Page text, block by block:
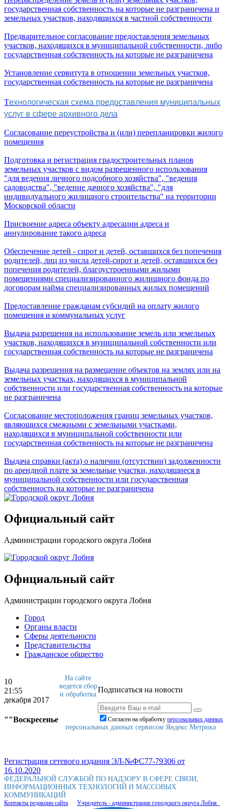
государственная собственность на которые не разграничена и
земельных участков, находящихся в частной собственности
Предварительное согласование предоставления земельных
участков, находящихся в муниципальной собственности, либо
государственная собственность на которые не разграничена
Установление сервитута в отношении земельных участков,
государственная собственность на которые не разграничена
Технологическая схема предоставления муниципальных
услуг в сфере архивного дела
Согласование переустройства и (или) перепланировки жилого
помещения
Подготовка и регистрация градостроительных планов
земельных участков с видом разрешенного использования
"для ведения личного подсобного хозяйства", "ведения
садоводства", "ведение дачного хозяйства", "для
индивидуального жилищного строительства" на территории
Московской области
Присвоение адреса объекту адресации адреса и
аннулирование такого адреса
Обеспечение детей - сирот и детей, оставшихся без попечения
родителей, лиц из числа детей-сирот и детей, оставшихся без
попечения родителей, благоустроенными жилыми
помещениями специализированного жилищного фонда по
договорам найма специализированных жилых помещений
Предоставление гражданам субсидий на оплату жилого
помещения и коммунальных услуг
Выдача разрешения на использование земель или земельных
участков, находящихся в муниципальной собственности или
государственная собственность на которые не разграничена
Выдача разрешения на размещение объектов на землях или на
земельных участках, находящихся в муниципальной
собственности или государственная собственность на которые
не разграничена
Согласование местоположения границ земельных участков,
являющихся смежными с земельными участками,
находящихся в муниципальной собственности или
государственная собственность на которые не разграничена
Выдача справки (акта) о наличии (отсутствии) задолженности
по арендной плате за земельные участки, находящиеся в
муниципальной собственности или государственная
собственность на которые не разграничена
Официальный сайт
Администрации городского округа Лобня
Официальный сайт
Администрации городского округа Лобня
Город
Органы власти
Сферы деятельности
Представительства
Гражданское общество
10
21:55
декабря 2017
""Воскресенье
Подписаться на новости
Согласен на обработку персональныx данных
На сайте
ведется сбор
и обработка
персональных данных сервисом Яндекс.Метрика
Регистрация сетевого издания ЭЛ-№ФС77-79306 от
16.10.2020
ФЕДЕРАЛЬНОЙ СЛУЖБОЙ ПО НАДЗОРУ В СФЕРЕ СВЯЗИ,
ИНФОРМАЦИОННЫХ ТЕХНОЛОГИЙ И МАССОВЫХ
КОММУНИКАЦИЙ
Контакты редакции сайта Учредитель - администрация городского округа Лобня